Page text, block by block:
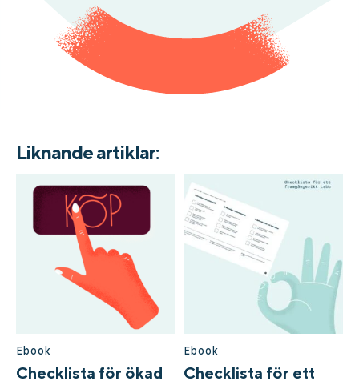
Liknande artiklar:
Ebook
Checklista för ökad
Ebook
Checklista för ett